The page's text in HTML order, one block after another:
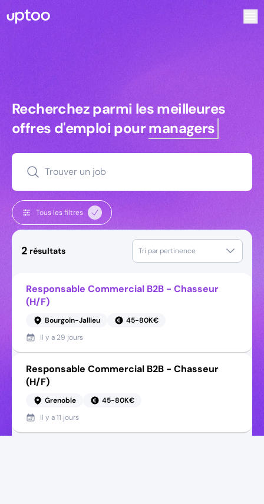
Recherchez parmi les meilleures
Recherchez parmi les meilleures
offres d'emploi pourmanagers
Trouver un job
Tous les filtres
2 résultats Tri par pertinence
Responsable Commercial B2B - Chasseur
(H/F)
Bourgoin-Jallieu
45-80K€
Il y a 29 jours
Responsable Commercial B2B - Chasseur
(H/F)
Grenoble
45-80K€
Il y a11 jours